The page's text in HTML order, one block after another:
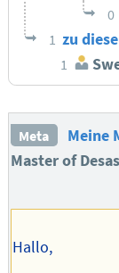
0
1 zu
1
Meta
Meine
Master of
Hallo,